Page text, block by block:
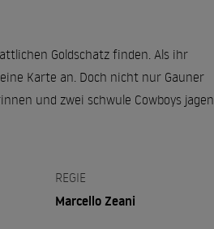
Goldschatz finden. Als ihr
Karte an. Doch nicht nur Gauner
und zwei schwule Cowboys jagen
REGIE
Marcello Zeani